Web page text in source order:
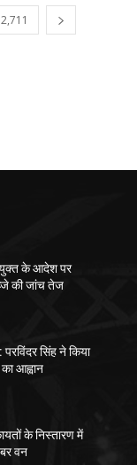
2,711
के आदेश पर
की जांच तेज
सिंह ने किया
आह्वान
के निस्तारण में
वन